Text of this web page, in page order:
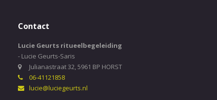
Contact
Lucie Geurts ritueelbegeleiding
- Lucie Geurts-Saris
Julianastraat 32, 5961 BP HORST
06-41121858
lucie@luciegeurts.nl